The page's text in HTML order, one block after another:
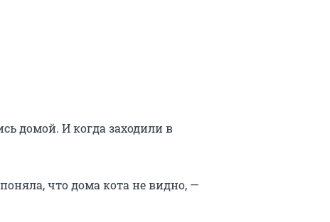
домой. И когда заходили в
что дома кота не видно, —